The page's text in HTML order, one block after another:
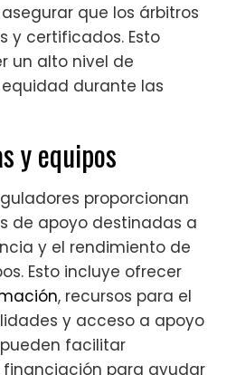
que los árbitros
y certificados. Esto
un alto nivel de
durante las
y equipos
proporcionan
de apoyo destinadas a
y el rendimiento de
Esto incluye ofrecer
, recursos para el
y acceso a apoyo
facilitar
para ayudar